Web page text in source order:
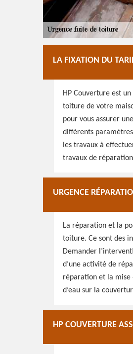
LA FIXATION DU
HP Couverture est
toiture de votre
pour vous assurer
différents
les travaux à
travaux de
URGENCE
La réparation et la
toiture. Ce sont des
Demander
d’une activité de
réparation et la mise
d’eau sur la
HP COUVERTURE